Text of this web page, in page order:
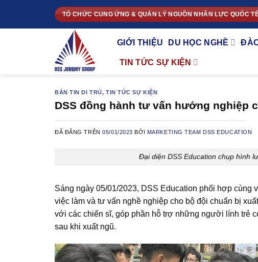
nội
TỔ CHỨC CUNG ỨNG & QUẢN LÝ NGUỒN NHÂN LỰC QUỐC
GIỚI THIỆU DU HỌC NGHỀ
TIN TỨC SỰ KIỆN
BẢN TIN DI TRÚ, TIN TỨC SỰ KIỆN
DSS đồng hành tư vấn hướng nghiệp
ĐÃ ĐĂNG TRÊN05/01/2023 BỞI MARKETING TEAM DSS EDUCATION
Đại diện DSS Education chụp hình
Sáng ngày 05/01/2023, DSS Education phối hợp
việc làm và tư vấn nghề nghiệp cho bộ đội chuẩn bị
với các chiến sĩ, góp phần hỗ trợ những người lính trẻ
sau khi xuất ngũ.